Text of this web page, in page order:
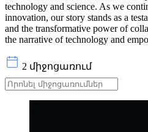
technology and science. As we
innovation, our story stands as a
and the transformative power of
the narrative of technology and
2 միջոցառում